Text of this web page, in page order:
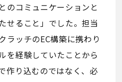
のコミュニケーションと
せること」でした。担当
ラッチのEC構築に携わり
を経験していたことから
作り込むのではなく、必